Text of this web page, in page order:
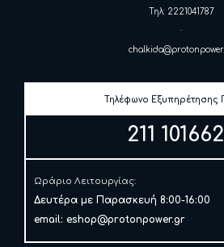
Τηλ: 2221041787
Τηλέφωνο Εξυπηρέτησης
211
Ωράριο Λειτουργίας:
Δευτέρα με Παρασκευή 8:00-16:00
email: eshop@protonpower.gr